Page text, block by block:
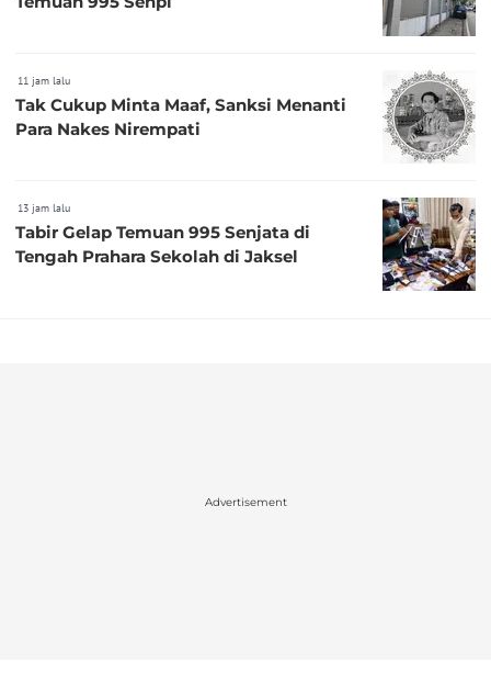
11 jam lalu
Tak Cukup Minta Maaf, Sanksi Menanti
Para Nakes Nirempati
13 jam lalu
Tabir Gelap Temuan 995 Senjata di
Tengah Prahara Sekolah di Jaksel
Advertisement